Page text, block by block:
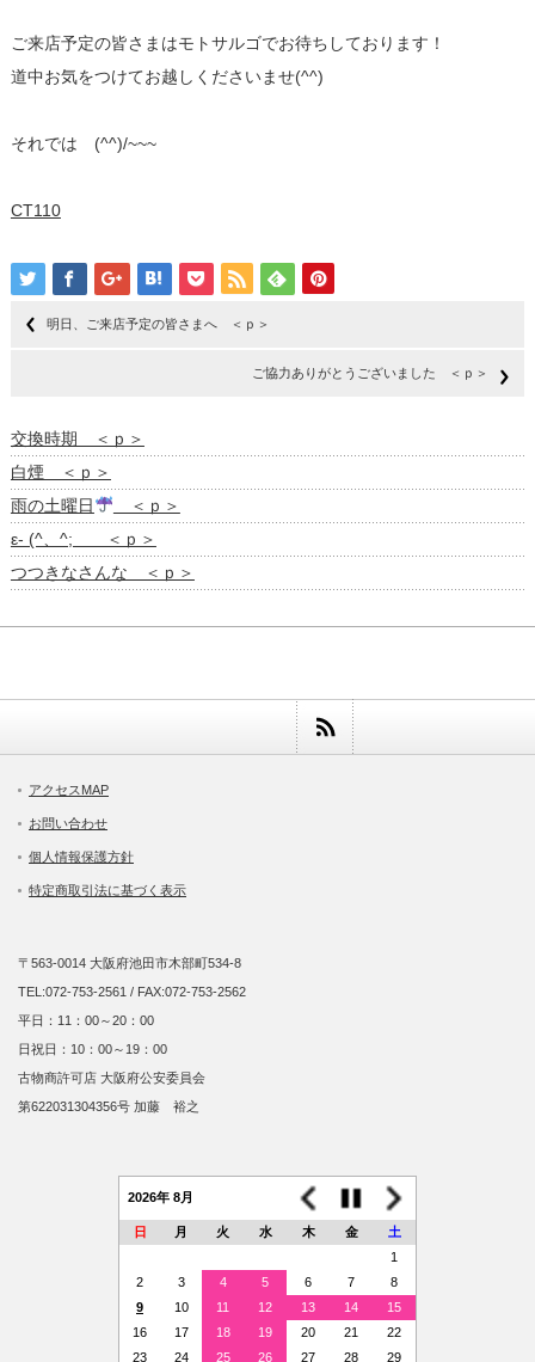
ご来店予定の皆さまはモトサルゴでお待ちしております！
道中お気をつけてお越しくださいませ(^^)
それでは (^^)/~~~
CT110
明日、ご来店予定の皆さまへ ＜ｐ＞
ご協力ありがとうございました ＜ｐ＞
交換時期 ＜ｐ＞
白煙 ＜ｐ＞
雨の土曜日
＜ｐ＞
ε- (^、^; ＜ｐ＞
つつきなさんな ＜ｐ＞
アクセスMAP
お問い合わせ
個人情報保護方針
特定商取引法に基づく表示
〒563-0014 大阪府池田市木部町534-8
TEL:072-753-2561 / FAX:072-753-2562
平日：11：00～20：00
日祝日：10：00～19：00
古物商許可店 大阪府公安委員会
第622031304356号 加藤 裕之
2026年 8月
日 月 火 水 木 金
土
1
2
3 4 5 6 7
8
9
10 11 12 13 14
15
16
17 18 19 20 21
22
23
24 25 26 27 28 29